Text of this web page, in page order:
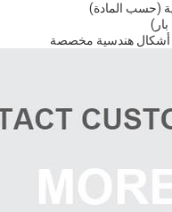
أشكال هندسية مخصصة